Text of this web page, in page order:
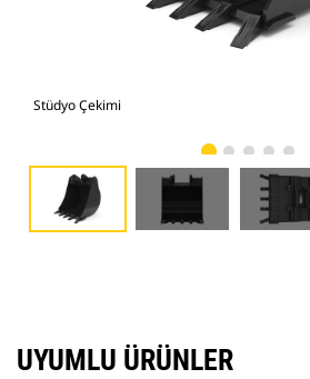
Stüdyo Çekimi
UYUMLU ÜRÜNLER